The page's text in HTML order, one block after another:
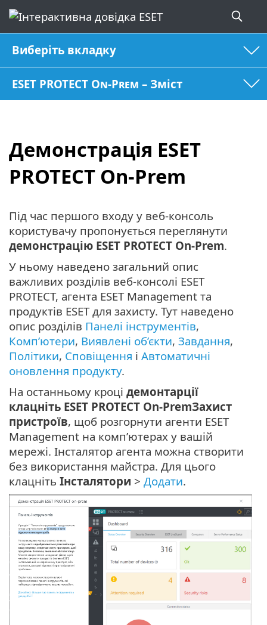
Виберіть вкладку
ESET PROTECT On-Prem – Зміст
Демонстрація ESET
PROTECT On-Prem
Під час першого входу у веб-консоль
користувачу пропонується переглянути
демонстрацію ESET PROTECT On-Prem.
У ньому наведено загальний опис
важливих розділів веб-консолі ESET
PROTECT, агента ESET Management та
продуктів ESET для захисту. Тут наведено
опис розділів Панелі інструментів,
Комп’ютери, Виявлені об’єкти, Завдання,
Політики, Сповіщення і Автоматичні
оновлення продукту.
На останньому кроці демонтарції
клацніть ESET PROTECT On-PremЗахист
пристроїв, щоб розгорнути агенти ESET
Management на комп’ютерах у вашій
мережі. Інсталятор агента можна створити
без використання майстра. Для цього
клацніть Інсталятори > Додати.